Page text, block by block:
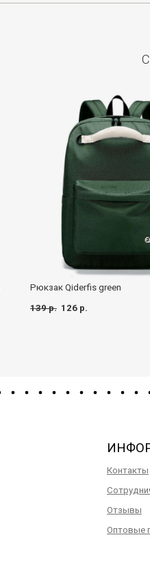
Рюкзак Qiderfis green
139 р. 126 р.
Контакты
Отзывы
Оптовые